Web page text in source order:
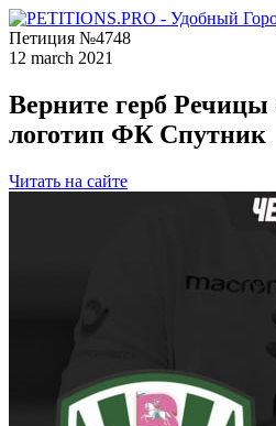
Петиция №4748
12 march 2021
Верните герб Речицы
логотип ФК Спутник
Читать на сайте